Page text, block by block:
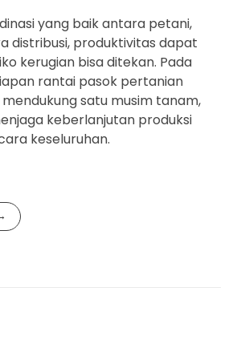
yang baik antara petani,
distribusi, produktivitas dapat
kerugian bisa ditekan. Pada
rantai pasok pertanian
satu musim tanam,
keberlanjutan produksi
keseluruhan.